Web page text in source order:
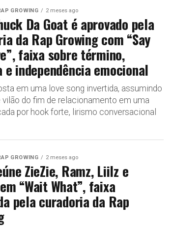
GROWING 2 meses ago
Da Goat é aprovado pela
da Rap Growing com “Say
faixa sobre término,
e independência emocional
em uma love song invertida, assumindo
vilão do fim de relacionamento em uma
por hook forte, lirismo conversacional
GROWING 2 meses ago
ZieZie, Ramz, Liilz e
“Wait What”, faixa
pela curadoria da Rap